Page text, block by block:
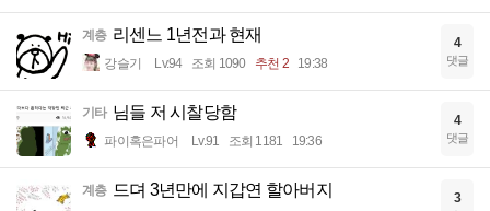
계층 리센느 1년전과 현재
강슬기 Lv.94 조회 1090 추천 2 19:38
4
댓글
기타 님들 저 시찰당함
파이혹은파어 Lv.91 조회 1181 19:36
4
댓글
계층 드뎌 3년만에 지갑연 할아버지 3